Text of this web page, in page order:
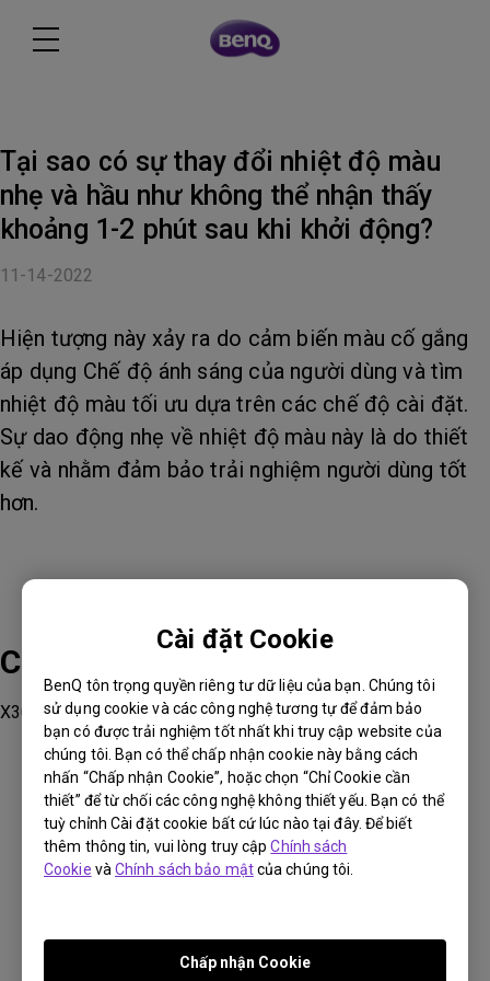
Cài đặt Cookie
BenQ tôn trọng quyền riêng tư dữ liệu của bạn. Chúng tôi
sử dụng cookie và các công nghệ tương tự để đảm bảo
bạn có được trải nghiệm tốt nhất khi truy cập website của
chúng tôi. Bạn có thể chấp nhận cookie này bằng cách
nhấn “Chấp nhận Cookie”, hoặc chọn “Chỉ Cookie cần
thiết” để từ chối các công nghệ không thiết yếu. Bạn có thể
tuỳ chỉnh Cài đặt cookie bất cứ lúc nào tại đây. Để biết
thêm thông tin, vui lòng truy cậpChính sách
Cookie vàChính sách bảo mậtcủa chúng tôi.
Chấp nhận Cookie
Tại sao có sự thay đổi nhiệt độ màu
nhẹ và hầu như không thể nhận thấy
khoảng 1-2 phút sau khi khởi động?
11-14-2022
Hiện tượng này xảy ra do cảm biến màu cố gắng
áp dụng Chế độ ánh sáng của người dùng và tìm
nhiệt độ màu tối ưu dựa trên các chế độ cài đặt.
Sự dao động nhẹ về nhiệt độ màu này là do thiết
kế và nhằm đảm bảo trải nghiệm người dùng tốt
hơn.
Các sản phẩm phù hợp
X3000i
Thông tin này có hữu ích không?